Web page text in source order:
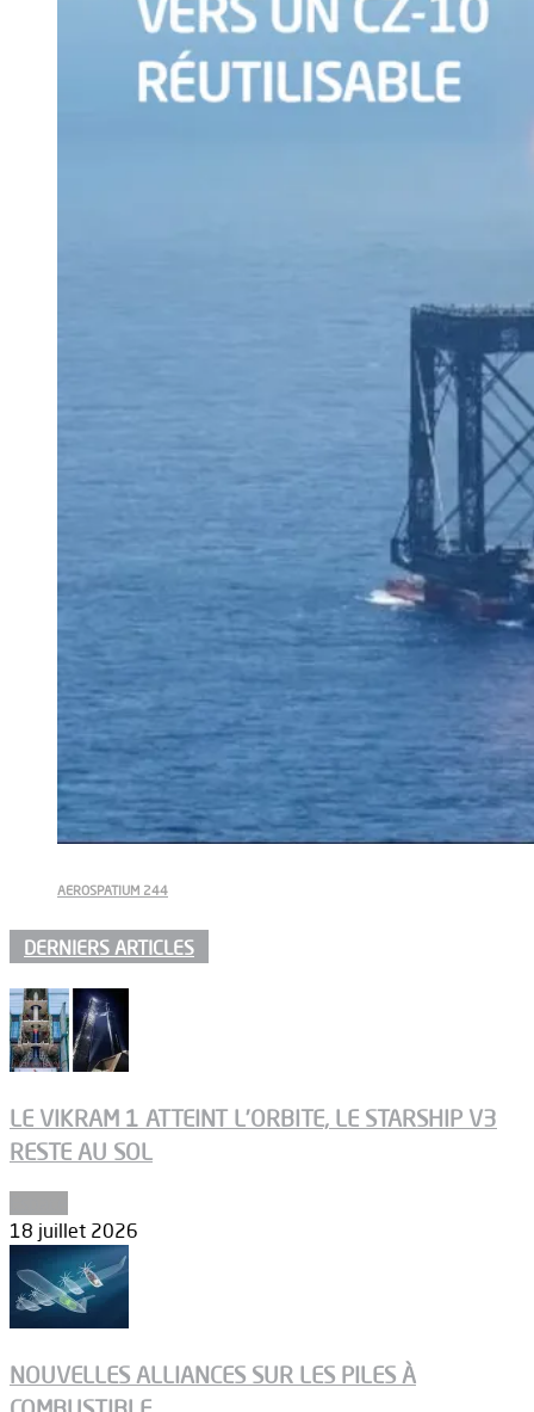
AEROSPATIUM 244
DERNIERS ARTICLES
LE VIKRAM 1 ATTEINT L’ORBITE, LE STARSHIP V3
RESTE AU SOL
18 juillet 2026
NOUVELLES ALLIANCES SUR LES PILES À